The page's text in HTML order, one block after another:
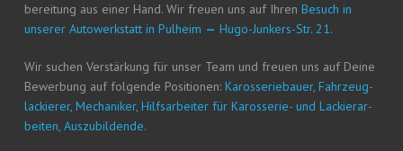
be­rei­tung aus einer Hand. Wir freu­en uns auf Ihren Besuch in
unse­rer Auto­werk­statt in Pul­heim — Hugo-Jun­kers-Str. 21.
Wir suchen Ver­stär­kung für unser Team und freu­en uns auf Dei­ne
Bewer­bung auf fol­gen­de Posi­tio­nen: Karos­se­rie­bau­er, Fahr­zeug­
la­ckie­rer, Mecha­ni­ker, Hilfs­ar­bei­ter für Karos­se­rie- und Lackier­ar­
bei­ten, Auszubildende.